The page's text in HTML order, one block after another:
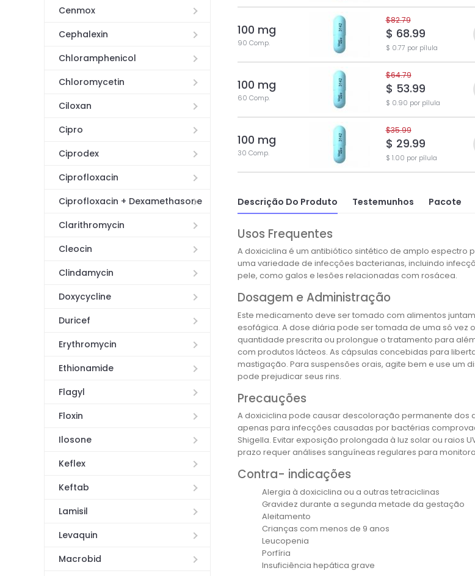
Cenmox
Cephalexin
Chloramphenicol
Chloromycetin
Ciloxan
Cipro
Ciprodex
Ciprofloxacin
Ciprofloxacin + Dexamethasone
Clarithromycin
Cleocin
Clindamycin
Doxycycline
Duricef
Erythromycin
Ethionamide
Flagyl
Floxin
Ilosone
Keflex
Keftab
Lamisil
Levaquin
Macrobid
100 mg
90 Comp.
$82.79
$ 68.99
$ 0.77 por pílula
100 mg
60 Comp.
$64.79
$ 53.99
$ 0.90 por pílula
100 mg
30 Comp.
$35.99
$ 29.99
$ 1.00 por pílula
Descrição Do Produto Testemunhos Pacote
Usos Frequentes
A doxiciclina é um antibiótico sintético de amplo
uma variedade de infecções bacterianas, incluindo
pele, como galos e lesões relacionadas com rosácea.
Dosagem e Administração
Este medicamento deve ser tomado com alimentos
esofágica. A dose diária pode ser tomada de uma só vez
quantidade prescrita ou prolongue o tratamento para
com produtos lácteos. As cápsulas concebidas para
mastigação. Para suspensões orais, agite bem e use um
pode prejudicar seus rins.
Precauções
A doxiciclina pode causar descoloração permanente dos
apenas para infecções causadas por bactérias
Shigella. Evitar exposição prolongada à luz solar ou raios
prazo requer análises sanguíneas regulares para
Contra- indicações
Alergia à doxiciclina ou a outras tetraciclinas
Gravidez durante a segunda metade da gestação
Aleitamento
Crianças com menos de 9 anos
Leucopenia
Porfíria
Insuficiência hepática grave